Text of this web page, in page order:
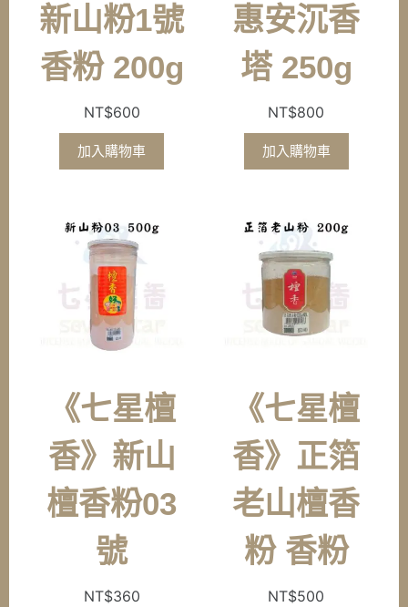
新山粉1號
香粉 200g
NT$600
加入購物車
惠安沉香
塔 250g
NT$800
加入購物車
《七星檀
香》新山
檀香粉03
號
NT$360
《七星檀
香》正箔
老山檀香
粉 香粉
NT$500